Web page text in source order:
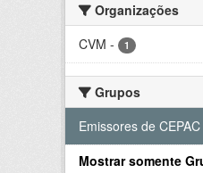
Organizações
CVM - 1
Grupos
Emissores de CEPAC
Mostrar somente